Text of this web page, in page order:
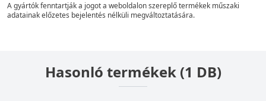
A gyártók fenntartják a jogot a weboldalon szereplő termékek műszaki
adatainak előzetes bejelentés nélküli megváltoztatására.
Hasonló termékek (1 DB)